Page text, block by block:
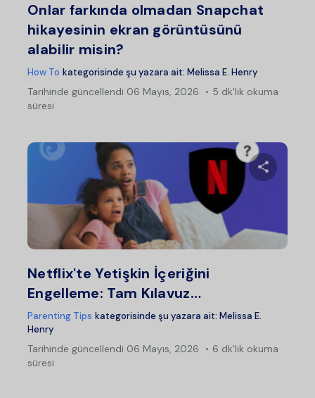
Onlar farkında olmadan Snapchat
hikayesinin ekran görüntüsünü
alabilir misin?
How To kategorisinde şu yazara ait: Melissa E. Henry
Tarihinde güncellendi 06 Mayıs, 2026
5 dk'lık okuma
süresi
Netflix'te Yetişkin İçeriğini
Engelleme: Tam Kılavuz…
Parenting Tips kategorisinde şu yazara ait: Melissa E.
Henry
Tarihinde güncellendi 06 Mayıs, 2026
6 dk'lık okuma
süresi